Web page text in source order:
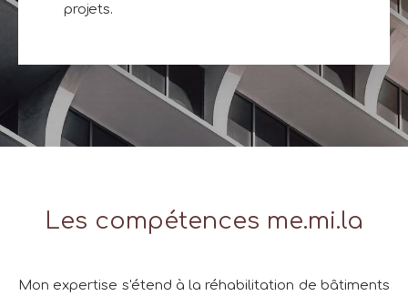
projets.
Les compétences me.mi.la
Mon expertise s'étend à la réhabilitation de bâtiments